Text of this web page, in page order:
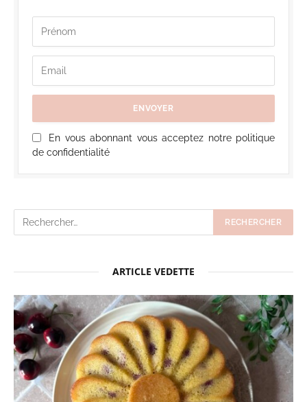
En vous abonnant vous acceptez notre politique
de confidentialité
ARTICLE VEDETTE